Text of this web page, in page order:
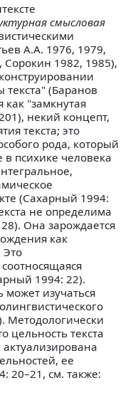
смысловая
А.А. 1976, 1979,
1982, 1985),
текста" (Баранов
как "замкнутая
некий концепт,
текста; это
рода, который
психике человека
(Сахарный 1994:
не определима
Она зарождается
как
Это
соотносящаяся
1994: 22).
может изучаться
Методологически
цельность текста
ее
20–21, см. также: